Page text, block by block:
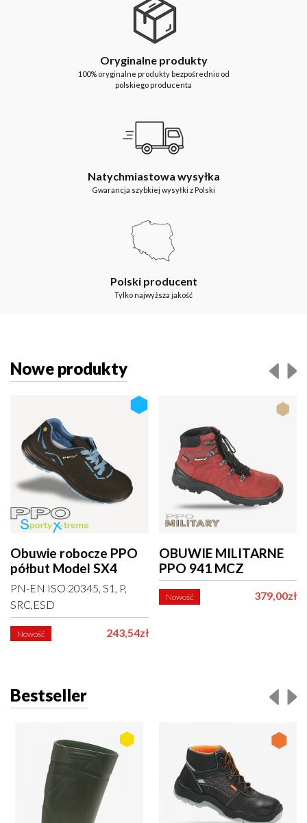
Oryginalne produkty
100% oryginalne produkty bezpośrednio od
polskiego producenta
Natychmiastowa wysyłka
Gwarancja szybkiej wysyłki z Polski
Polski producent
Tylko najwyższa jakość
Nowe produkty
Obuwie robocze PPO
półbut Model SX4
PN-EN ISO 20345, S1, P,
SRC,ESD
Nowość 243,54zł
OBUWIE MILITARNE
PPO 941 MCZ
Nowość 379,00zł
Bestseller